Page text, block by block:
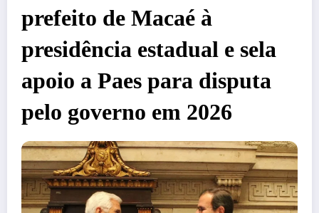
prefeito de Macaé à
presidência estadual e sela
apoio a Paes para disputa
pelo governo em 2026